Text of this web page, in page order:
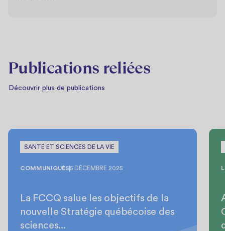
Publications reliées
Découvrir plus de publications
SANTÉ ET SCIENCES DE LA VIE
COMMUNIQUÉS5 DÉCEMBRE 2025
La FCCQ salue les objectifs de la
nouvelle Stratégie québécoise des
sciences...